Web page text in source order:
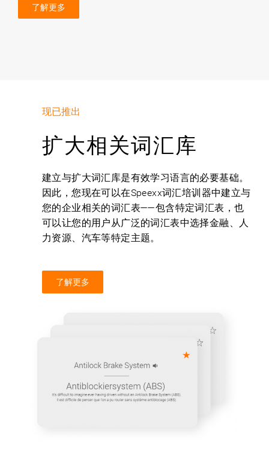
了解更多
现已推出
扩大相关词汇库
建立与扩大词汇库是有效学习语言的必要基础。
因此，您现在可以在Speexx词汇培训器中建立与
您的企业相关的词汇表——包含特定词汇表，也
可以让您的用户从广泛的词汇表中选择金融、人
力资源、汽车等特定主题。
了解更多